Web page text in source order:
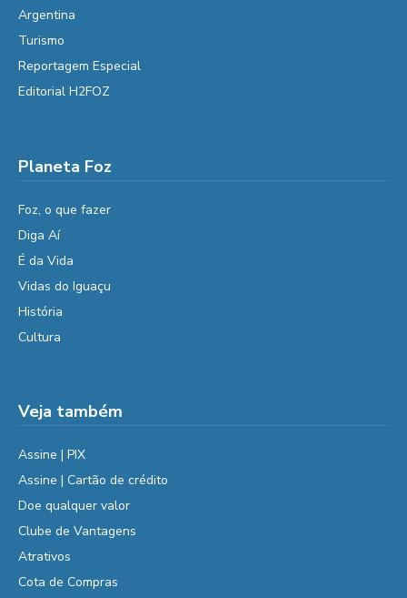
Argentina
Turismo
Reportagem Especial
Editorial H2FOZ
Planeta Foz
Foz, o que fazer
Diga Aí
É da Vida
Vidas do Iguaçu
História
Cultura
Veja também
Assine | PIX
Assine | Cartão de crédito
Doe qualquer valor
Clube de Vantagens
Atrativos
Cota de Compras